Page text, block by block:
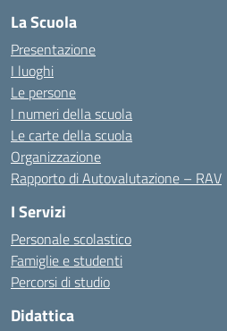
La Scuola
Presentazione
I luoghi
Le persone
I numeri della scuola
Le carte della scuola
Organizzazione
Rapporto di Autovalutazione – RAV
I Servizi
Personale scolastico
Famiglie e studenti
Percorsi di studio
Didattica